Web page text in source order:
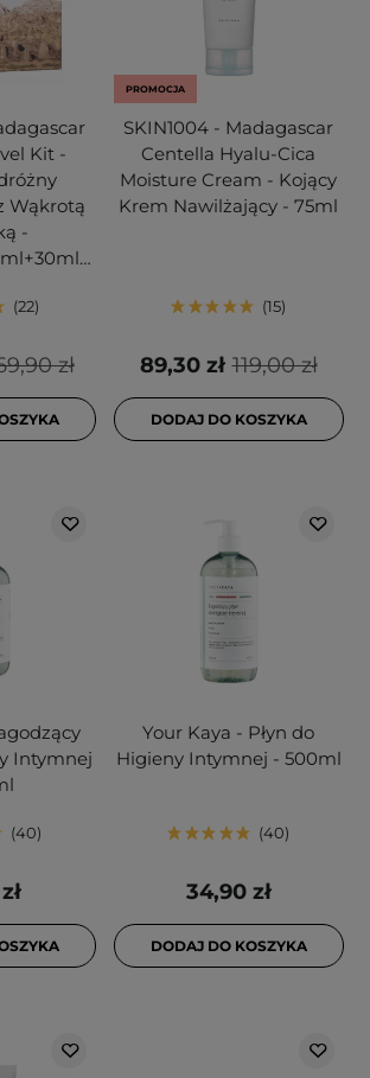
Kit -
Wąkrotą
-
20ml+30ml+30ml+30ml+30ml
22
zł
PROMOCJA
SKIN1004 - Madagascar
Centella Hyalu-Cica
Moisture Cream - Kojący
Krem Nawilżający - 75ml
15
119,00 zł
89,30 zł
DODAJ DO KOSZYKA
Intymnej
40
Your Kaya - Płyn do
Higieny Intymnej - 500ml
40
34,90 zł
DODAJ DO KOSZYKA